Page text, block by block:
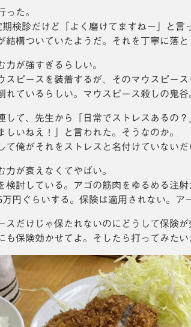
った。
検診だけど「よく磨けてますねー」と言
結構ついていたようだ。それを丁寧に落と
力が強すぎるらしい。
スピースを装着するが、そのマウスピー
れているらしい。マウスピース殺しの鬼谷
して、先生から「日常でストレスあるの
しいねえ！」と言われた。そうなのか。
て俺がそれをストレスと名付けていないだ
力が衰えなくてやばい。
検討している。アゴの筋肉をゆるめる注
円ぐらいする。保険は適用されない。ア
スだけじゃ保たれないのにどうして保険
も保険効かせてよ。そしたら打ってみたい